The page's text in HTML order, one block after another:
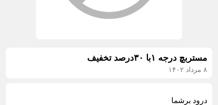
مستربچ درجه ۱با ۳۰درصد تخفیف
۸ مرداد ۱۴۰۲
درود برشما